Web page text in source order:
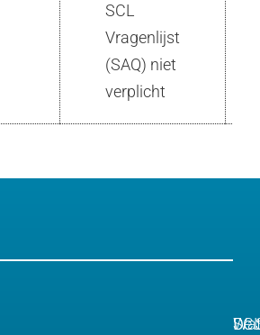
SCL
Vragenlijst
(SAQ) niet
verplicht
De